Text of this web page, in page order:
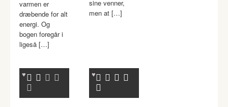
varmen er
dræbende for alt
energi. Og
bogen foregår i
ligeså […]
sine venner,
men at […]